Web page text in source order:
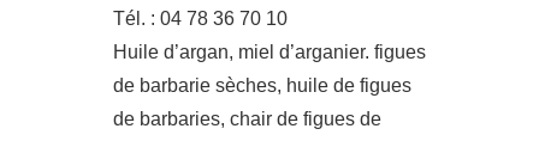
Tél. : 04 78 36 70 10
Huile d’argan, miel d’arganier. figues
de barbarie sèches, huile de figues
de barbaries, chair de figues de